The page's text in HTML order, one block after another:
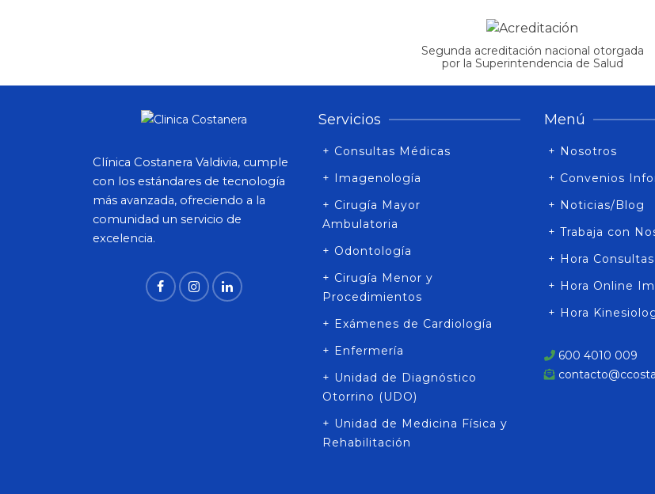
Segunda acreditación nacional otorgada
por la Superintendencia de Salud
Clínica Costanera Valdivia, cumple
con los estándares de tecnología
más avanzada, ofreciendo a la
comunidad un servicio de
excelencia.
Servicios
+ Consultas Médicas
+ Imagenología
+ Cirugía Mayor
Ambulatoria
+ Odontología
+ Cirugía Menor y
Procedimientos
+ Exámenes de Cardiología
+ Enfermería
+ Unidad de Diagnóstico
Otorrino (UDO)
+ Unidad de Medicina Física y
Rehabilitación
Menú
+ Nosotros
+ Convenios
+ Noticias/Blog
+ Trabaja con
+ Hora
+ Hora Online
+ Hora
600 4010 009